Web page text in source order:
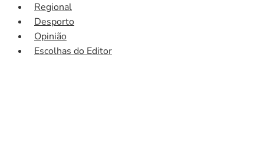
Regional
Desporto
Opinião
Escolhas do Editor